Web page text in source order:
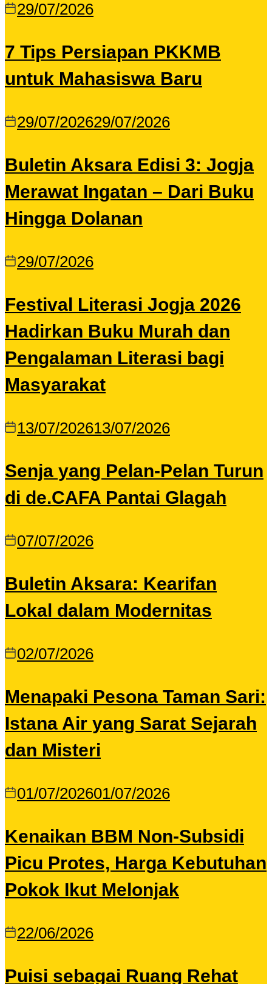
29/07/2026
7 Tips Persiapan PKKMB
untuk Mahasiswa Baru
29/07/202629/07/2026
Buletin Aksara Edisi 3: Jogja
Merawat Ingatan – Dari Buku
Hingga Dolanan
29/07/2026
Festival Literasi Jogja 2026
Hadirkan Buku Murah dan
Pengalaman Literasi bagi
Masyarakat
13/07/202613/07/2026
Senja yang Pelan-Pelan Turun
di de.CAFA Pantai Glagah
07/07/2026
Buletin Aksara: Kearifan
Lokal dalam Modernitas
02/07/2026
Menapaki Pesona Taman Sari:
Istana Air yang Sarat Sejarah
dan Misteri
01/07/202601/07/2026
Kenaikan BBM Non-Subsidi
Picu Protes, Harga Kebutuhan
Pokok Ikut Melonjak
22/06/2026
Puisi sebagai Ruang Rehat